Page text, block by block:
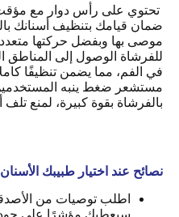
تحتوي على رأس دوار مع
ضمان قيامك بتنظيف أسنانك
موصى بها وبفضل حركتها
للفرشاة الوصول إلى المناطق
في الفم، مما يضمن تنظيفًا
مستشعر ضغط ينبه المستخدمين
بالفرشاة بقوة كبيرة، لمنع تلف
نصائح عند اختيار طبيبك الأسنان
اطلب توصيات من